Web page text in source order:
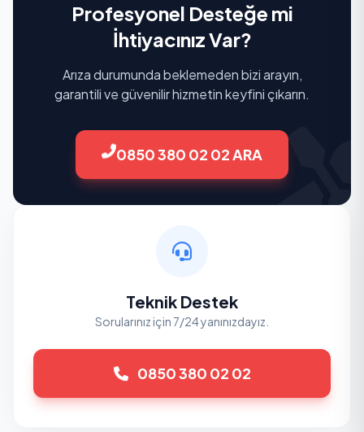
Profesyonel Desteğe mi
İhtiyacınız Var?
Arıza durumunda beklemeden bizi arayın,
garantili ve güvenilir hizmetin keyfini çıkarın.
0850 380 02 02 ARA
Teknik Destek
Sorularınız için 7/24 yanınızdayız.
0850 380 02 02